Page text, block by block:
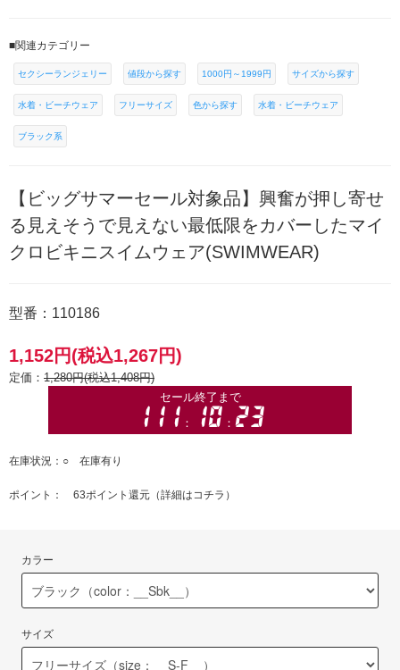
■関連カテゴリー
セクシーランジェリー 値段から探す 1000円～1999円 サイズから探す
水着・ビーチウェア フリーサイズ 色から探す 水着・ビーチウェア
ブラック系
【ビッグサマーセール対象品】興奮が押し寄せ
る見えそうで見えない最低限をカバーしたマイ
クロビキニスイムウェア(SWIMWEAR)
型番：110186
1,152円(税込1,267円)
定価： 1,280円(税込1,408円)
在庫状況：○ 在庫有り
ポイント： 63ポイント還元（詳細はコチラ ）
カラー
サイズ